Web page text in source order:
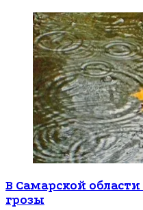
В Самарской
грозы